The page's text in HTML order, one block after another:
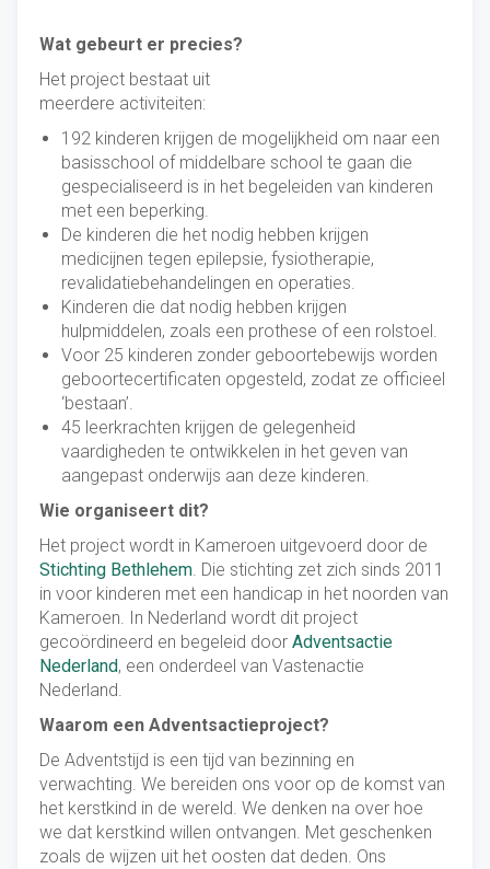
Wat gebeurt er precies?
Het project bestaat uit
meerdere activiteiten:
192 kinderen krijgen de mogelijkheid om naar een
basisschool of middelbare school te gaan die
gespecialiseerd is in het begeleiden van kinderen
met een beperking.
De kinderen die het nodig hebben krijgen
medicijnen tegen epilepsie, fysiotherapie,
revalidatiebehandelingen en operaties.
Kinderen die dat nodig hebben krijgen
hulpmiddelen, zoals een prothese of een rolstoel.
Voor 25 kinderen zonder geboortebewijs worden
geboortecertificaten opgesteld, zodat ze officieel
‘bestaan’.
45 leerkrachten krijgen de gelegenheid
vaardigheden te ontwikkelen in het geven van
aangepast onderwijs aan deze kinderen.
Wie organiseert dit?
Het project wordt in Kameroen uitgevoerd door de
Stichting Bethlehem. Die stichting zet zich sinds 2011
in voor kinderen met een handicap in het noorden van
Kameroen. In Nederland wordt dit project
gecoördineerd en begeleid door Adventsactie
Nederland, een onderdeel van Vastenactie
Nederland.
Waarom een Adventsactieproject?
De Adventstijd is een tijd van bezinning en
verwachting. We bereiden ons voor op de komst van
het kerstkind in de wereld. We denken na over hoe
we dat kerstkind willen ontvangen. Met geschenken
zoals de wijzen uit het oosten dat deden. Ons